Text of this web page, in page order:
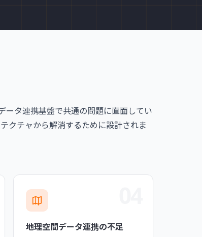
ータ連携基盤で共通の問題に直面してい
クチャから解消するために設計されま
地理空間データ連携の不足